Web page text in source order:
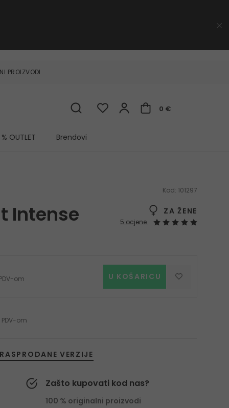
PROIZVODI
0 €
% OUTLET Brendovi
Kod: 101297
Intense ZA ŽENE
5 ocjene
om
U KOŠARICU
om
VERZIJE
Zašto kupovati kod nas?
100 % originalni proizvodi